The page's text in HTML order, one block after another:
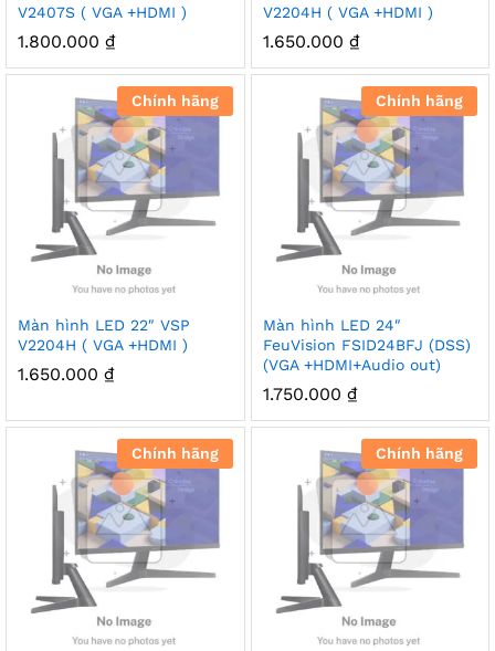
V2407S ( VGA +HDMI )
1.800.000 ₫
V2204H ( VGA +HDMI )
1.650.000 ₫
Chính hãng
Màn hình LED 22″ VSP
V2204H ( VGA +HDMI )
1.650.000 ₫
Chính hãng
Màn hình LED 24″
FeuVision FSID24BFJ (DSS)
(VGA +HDMI+Audio out)
1.750.000 ₫
Chính hãng Chính hãng